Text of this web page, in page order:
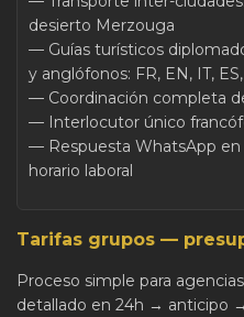
desierto Merzouga
— Guías turísticos
y anglófonos: FR, EN, IT,
— Coordinación completa
— Interlocutor único
— Respuesta WhatsApp en
horario laboral
Tarifas grupos —
Proceso simple para
detallado en 24h → anticipo